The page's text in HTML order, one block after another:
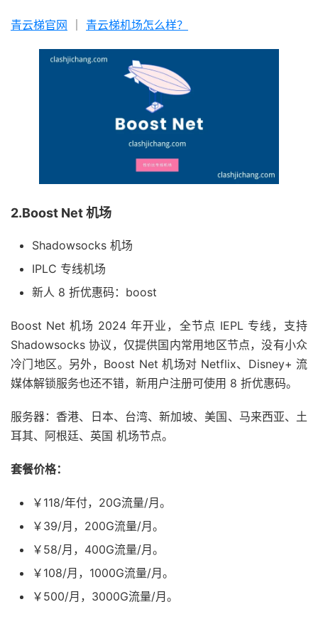
青云梯官网 青云梯机场怎么样？
2.Boost Net 机场
Shadowsocks 机场
IPLC 专线机场
新人 8 折优惠码：boost
Boost Net 机场 2024 年开业，全节点 IEPL 专线，支持
Shadowsocks 协议，仅提供国内常用地区节点，没有小众
冷门地区。另外，Boost Net 机场对 Netflix、Disney+ 流
媒体解锁服务也还不错，新用户注册可使用 8 折优惠码。
服务器：香港、日本、台湾、新加坡、美国、马来西亚、土
耳其、阿根廷、英国 机场节点。
套餐价格：
￥118/年付，20G流量/月。
￥39/月，200G流量/月。
￥58/月，400G流量/月。
￥108/月，1000G流量/月。
￥500/月，3000G流量/月。